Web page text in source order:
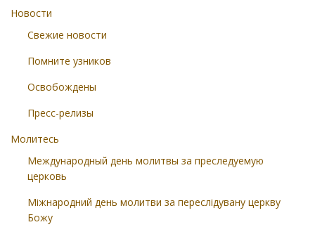
Новости
Свежие новости
Помните узников
Освобождены
Пресс-релизы
Молитесь
Международный день молитвы за преследуемую
церковь
Міжнародний день молитви за переслідувану церкву
Божу